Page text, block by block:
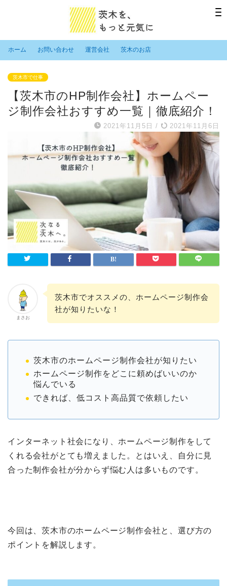
ホーム お問い合わせ 運営会社 茨木のお店
茨木市で仕事
【茨木市のHP制作会社】ホームペー
ジ制作会社おすすめ一覧｜徹底紹介！
2021年11月5日 / 2021年11月6日
まさお
茨木市でオススメの、ホームページ制作会
社が知りたいな！
茨木市のホームページ制作会社が知りたい
ホームページ制作をどこに頼めばいいのか
悩んでいる
できれば、低コスト高品質で依頼したい
インターネット社会になり、ホームページ制作をして
くれる会社がとても増えました。とはいえ、自分に見
合った制作会社が分からず悩む人は多いものです。
今回は、茨木市のホームページ制作会社と、選び方の
ポイントを解説します。